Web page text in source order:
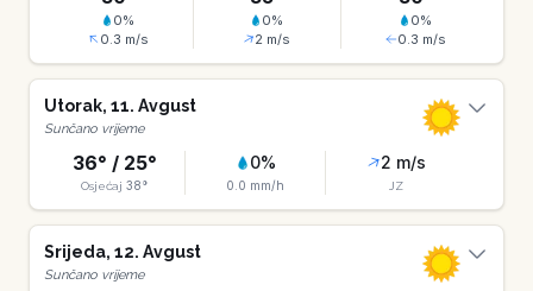
0%
0.3 m/s
0%
2 m/s
0%
0.3 m/s
Utorak, 11. Avgust
Sunčano vrijeme
36° / 25°
Osjećaj 38°
0%
0.0 mm/h
2 m/s
JZ
Srijeda, 12. Avgust
Sunčano vrijeme